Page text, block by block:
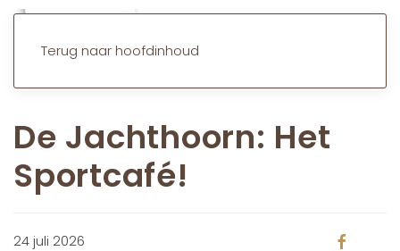
Terug naar hoofdinhoud
De Jachthoorn: Het
Sportcafé!
24 juli 2026